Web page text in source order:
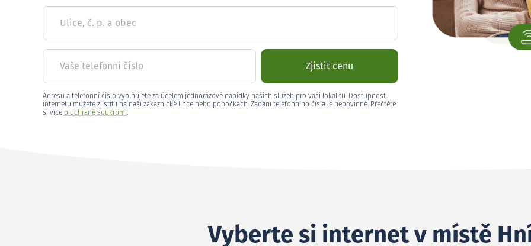
Ulice, č. p. a obec
Vaše telefonní číslo Zjistit cenu
Adresu a telefonní číslo vyplňujete za účelem jednorázové nabídky našich služeb pro vaši lokalitu. Dostupnost
internetu můžete zjistit i na naší zákaznické lince nebo pobočkách. Zadání telefonního čísla je nepovinné. Přečtěte
si více o ochraně soukromí.
Vyberte si internet v místě